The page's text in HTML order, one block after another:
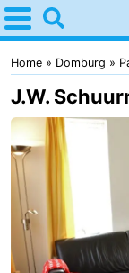
Home
Domburg
Astuces
Avec
les
enfants
Webcam
Webcam
Webcam
Home Domburg
J.W.